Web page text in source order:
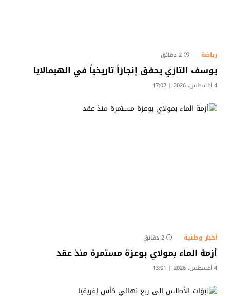
رياضة 2 دقائق
يوسف التازي يحقق إنجازاً تاريخياً في الهيمالايا
4 أغسطس، 2026 | 17:02
أخبار وطنية 2 دقائق
أزمة الماء بمولاي بوعزة مستمرة منذ عقد
4 أغسطس، 2026 | 13:01